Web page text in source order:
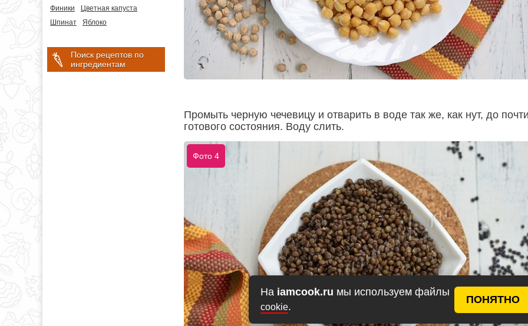
На iamcook.ru мы используем файлы
cookie.
ПОНЯТНО
Финики
Цветная капуста
Шпинат
Яблоко
Поиск рецептов по
ингредиентам
Промыть черную чечевицу и отварить в воде так же, как нут, до
готового состояния. Воду слить.
Фото 4